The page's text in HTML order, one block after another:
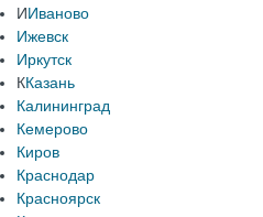
ИИваново
Ижевск
Иркутск
ККазань
Калининград
Кемерово
Киров
Краснодар
Красноярск